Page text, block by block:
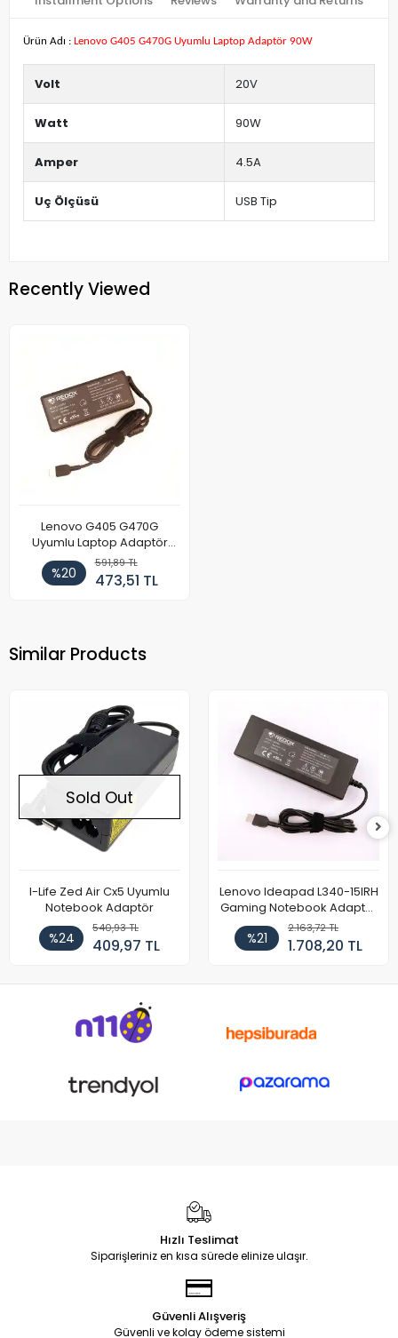
Ürün Adı : Lenovo G405 G470G Uyumlu Laptop Adaptör 90W
Volt 20V
Watt 90W
Amper 4.5A
Uç Ölçüsü USB Tip
Recently Viewed
Lenovo G405 G470G
Uyumlu Laptop Adaptör
90W
%20
591,89 TL
473,51 TL
Similar Products
Sold Out
I-Life Zed Air Cx5 Uyumlu
Notebook Adaptör
%24
540,93 TL
409,97 TL
Lenovo Ideapad L340-15IRH
Gaming Notebook Adaptör
Cihazı Şarj Aleti (150W)
%21
2.163,72 TL
1.708,20 TL
Hızlı Teslimat
Siparişleriniz en kısa sürede elinize ulaşır.
Güvenli Alışveriş
Güvenli ve kolay ödeme sistemi